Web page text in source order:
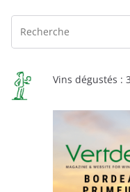
Vins dégustés :